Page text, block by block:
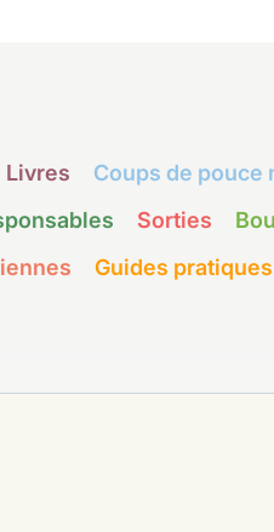
Livres
Coups de pouce
Sorties
Guides